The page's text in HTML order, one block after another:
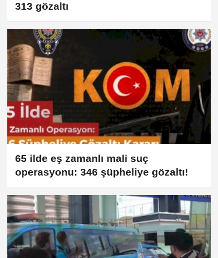
313 gözaltı
65 ilde eş zamanlı mali suç
operasyonu: 346 şüpheliye gözaltı!